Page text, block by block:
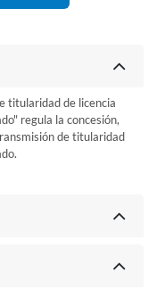
titularidad de licencia
regula la concesión,
de titularidad